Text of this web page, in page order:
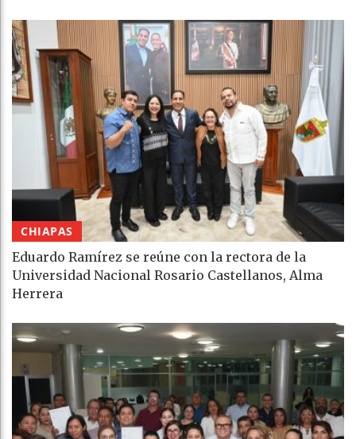
CHIAPAS
Eduardo Ramírez se reúne con la rectora de la
Universidad Nacional Rosario Castellanos, Alma
Herrera